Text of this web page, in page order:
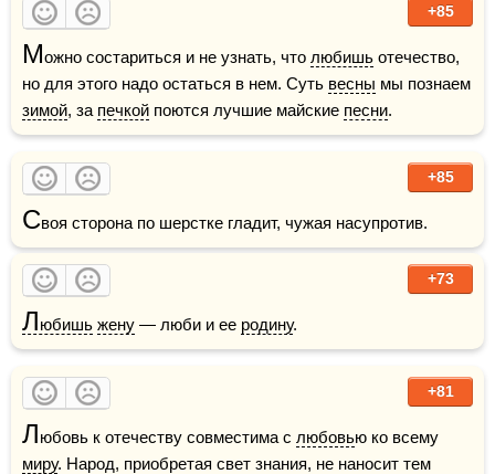
+85
Можно состариться и не узнать, что любишь отечество,
но для этого надо остаться в нем. Суть весны
зимой, за печкой поются лучшие майские песни.
+85
Своя сторона по шерстке гладит, чужая насупротив.
+73
Любишь жену — люби и ее родину.
+81
Любовь к отечеству совместима с любовь
миру. Народ, приобретая свет знания, не наносит тем